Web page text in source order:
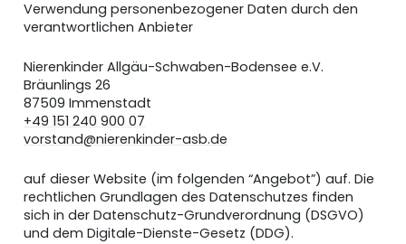
Verwendung personenbezogener Daten durch den
verantwortlichen Anbieter
Nierenkinder Allgäu-Schwaben-Bodensee e.V.
Bräunlings 26
87509 Immenstadt
+49 151 240 900 07
vorstand@nierenkinder-asb.de
auf dieser Website (im folgenden “Angebot”) auf. Die
rechtlichen Grundlagen des Datenschutzes finden
sich in der Datenschutz-Grundverordnung (DSGVO)
und dem Digitale-Dienste-Gesetz (DDG).